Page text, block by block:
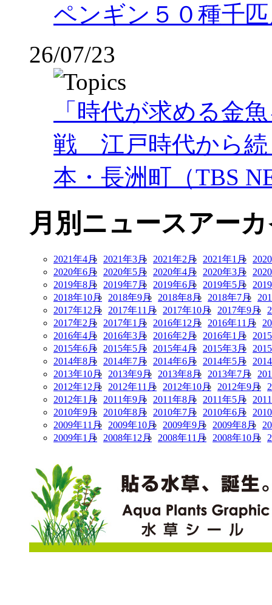
ペンギン５０種千
26/07/23
「時代が求める金
戦 江戸時代から
本・長洲町（TBS
月別ニュースアー
2021年4月 2021年3月 2021年2月 2021年1月
2020年6月
2020年5月 2020年4月 2020年3月
2019年8月
2019年7月 2019年6月 2019年5月
2018年10月
2018年9月 2018年8月 2018年7月
2017年12月
2017年11月 2017年10月 2017年9月
2017年2月
2017年1月 2016年12月 2016年11月
2016年4月
2016年3月 2016年2月 2016年1月
2015年6月
2015年5月 2015年4月 2015年3月
2014年8月
2014年7月 2014年6月 2014年5月
2013年10月
2013年9月 2013年8月 2013年7月
2012年12月
2012年11月 2012年10月 2012年9月
2012年1月
2011年9月 2011年8月 2011年5月
2010年9月
2010年8月 2010年7月 2010年6月
2009年11月
2009年10月 2009年9月 2009年8月
2009年1月
2008年12月 2008年11月 2008年10月